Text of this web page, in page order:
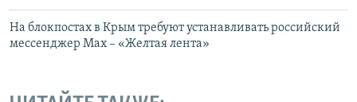
На блокпостах в Крым требуют устанавливать российский
мессенджер Max – «Желтая лента»